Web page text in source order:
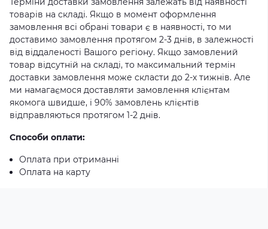
товарів на складі. Якщо в момент оформлення
замовлення всі обрані товари є в наявності, то ми
доставимо замовлення протягом 2-3 днів, в залежності
від віддаленості Вашого регіону. Якщо замовлений
товар відсутній на складі, то максимальний термін
доставки замовлення може скласти до 2-х тижнів. Але
ми намагаємося доставляти замовлення клієнтам
якомога швидше, і 90% замовлень клієнтів
відправляються протягом 1-2 днів.
Способи оплати:
Оплата при отриманні
Оплата на карту